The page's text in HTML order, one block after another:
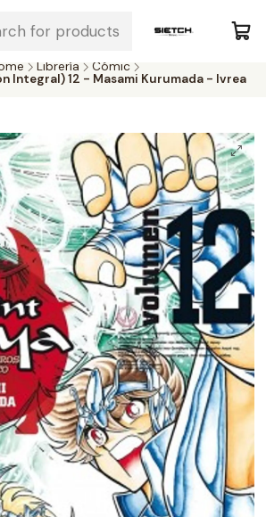
317 local 3 - Limache.
Librería
Cómic
Integral) 12 - Masami Kurumada - Ivrea